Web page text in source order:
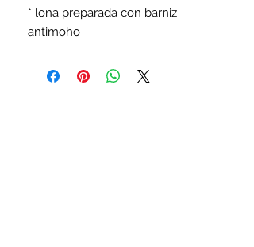
* lona preparada con barniz
antimoho